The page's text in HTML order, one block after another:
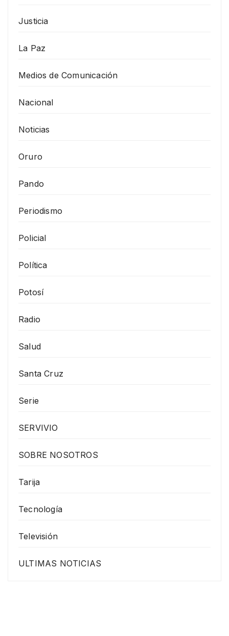
Justicia
La Paz
Medios de Comunicación
Nacional
Noticias
Oruro
Pando
Periodismo
Policial
Política
Potosí
Radio
Salud
Santa Cruz
Serie
SERVIVIO
SOBRE NOSOTROS
Tarija
Tecnología
Televisión
ULTIMAS NOTICIAS